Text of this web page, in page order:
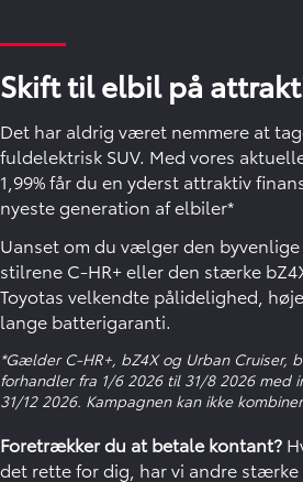
Skift til elbil på
Det har aldrig været nemmere at
fuldelektrisk SUV. Med vores
1,99% får du en yderst attraktiv
nyeste generation af elbiler*
Uanset om du vælger den
stilrene C-HR+ eller den stærke
Toyotas velkendte pålidelighed,
lange batterigaranti.
*Gælder C-HR+, bZ4X og Urban Cruiser,
forhandler fra 1/6 2026 til 31/8 2026 med
31/12 2026. Kampagnen kan ikke
Foretrækker du at betale kontant?
det rette for dig, har vi andre